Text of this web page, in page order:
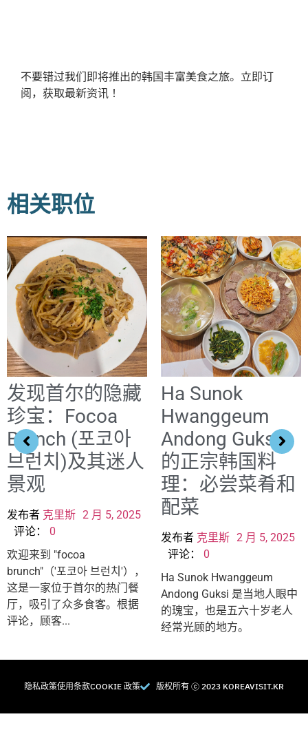
不要错过我们即将推出的韩国丰富美食之旅。立即订
阅，获取最新资讯！
相关职位
发现首尔的隐藏
珍宝：Focoa
Brunch (포코아
브런치)及其迷人
景观
发布者 克里斯 2 月 5, 2025
评论： 0
欢迎来到 "focoa
brunch"（'포코아 브런치'），
这是一家位于首尔的热门餐
厅，吸引了众多食客。根据
评论，顾客...
Ha Sunok
Hwanggeum
Andong Guksi
的正宗韩国料
理：必尝菜肴和
配菜
发布者 克里斯 2 月 5, 2025
评论： 0
Ha Sunok Hwanggeum
Andong Guksi 是当地人眼中
的瑰宝，也是五六十岁老人
经常光顾的地方。
隐私政策使用条款COOKIE 政策 版权所有 Ⓒ 2023 KOREAVISIT.KR